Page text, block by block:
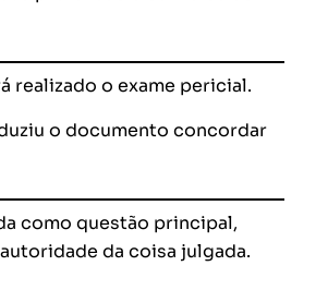
realizado o exame pericial.
o documento concordar
como questão principal,
da coisa julgada.